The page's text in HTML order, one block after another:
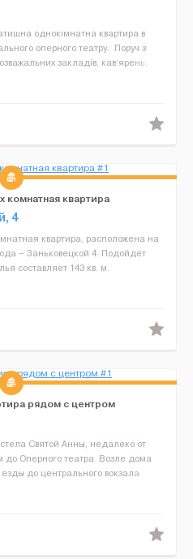
однокімнатна квартира в
оперного театру. Поруч з
закладів, кав‘ярень,
комнатная квартира
4
квартира, расположена на
– Заньковецкой 4. Подойдет
составляет 143 кв. м.
основные дост...
рядом с центром
Святой Анны, недалеко от
до Оперного театра. Возле дома
до центрального вокзала
4 этаже. Есть отд...